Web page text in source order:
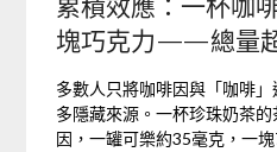
累積效應：一杯咖
塊巧克力——總量
多數人只將咖啡因與「咖啡
多隱藏來源。一杯珍珠奶茶
因，一罐可樂約35毫克，一